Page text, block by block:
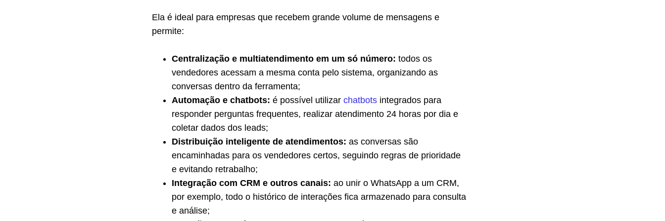
Ela é ideal para empresas que recebem grande volume de mensagens e
permite:
Centralização e multiatendimento em um só número: todos os
vendedores acessam a mesma conta pelo sistema, organizando as
conversas dentro da ferramenta;
Automação e chatbots: é possível utilizar chatbots integrados para
responder perguntas frequentes, realizar atendimento 24 horas por dia e
coletar dados dos leads;
Distribuição inteligente de atendimentos: as conversas são
encaminhadas para os vendedores certos, seguindo regras de prioridade
e evitando retrabalho;
Integração com CRM e outros canais: ao unir o WhatsApp a um CRM,
por exemplo, todo o histórico de interações fica armazenado para consulta
e análise;